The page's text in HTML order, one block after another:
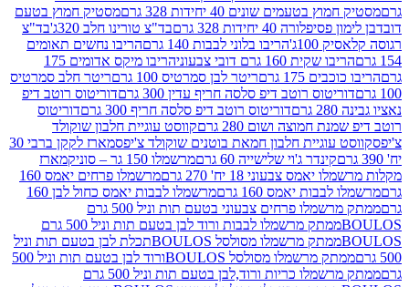
בטעמים שונים 40 יחידות 328 גרם
מסטיק חמוץ בטעם
40 יחידות 328 גרם
בד"צ טורינו חלב 320ג'
בד"צ
הריבו בלוני לבבות 140 גרם
הריבו נחשים תאומים
160 גרם דובי צבעוני
הריבו מיקס אדומים 175
175 גרם
ריטר לבן סמרטיס 100 גרם
ריטר חלב סמרטיס
רוטב דיפ סלסה חריף עדין 300 גרם
דוריטוס רוטב דיפ
דוריטוס רוטב דיפ סלסה חריף 300 גרם
דוריטוס
חמוצה ושום 280 גרם
קווסט עוגיית חלבון שוקולד
עוגיית חלבון חמאת בוטנים שוקולד צ'יפס
מארז לקקן ברבי 30
קינדר ג'וי שלישייה 60 גרם
מרשמלו 150 גר – סוניק
מארז
צבעוני 18 יח' 270 גרם
מרשמלו פרחים יאמס 160
יאמס 160 גרם
מרשמלו לבבות יאמס כחול לבן 160
ממתק מרשמלו פרחים צבעוני בטעם תות וניל 500 גרם
ממתק מרשמלו לבבות ורוד לבן בטעם תות וניל 500 גרם
ממתק מרשמלו מסולסל BOULOSתכלת לבן בטעם תות וניל
ממתק מרשמלו מסולסל BOULOSורוד לבן בטעם תות וניל 500
ממתק מרשמלו כריות ורוד,לבן בטעם תות וניל 500 גרם